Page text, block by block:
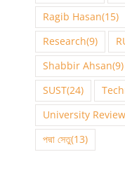
Ragib Hasan(15)
Research(9)
Shabbir Ahsan(9)
SUST(24)
University Review
পদ্মা সেতু(13)